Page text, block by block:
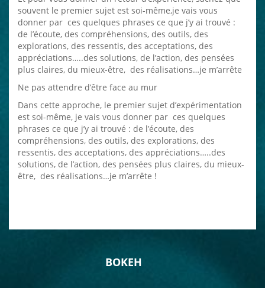
souvent le premier sujet est soi-même,je vais vous
donner par ces quelques phrases ce que j’y ai trouvé :
de l’écoute, des compréhensions, des outils, des
explorations, des ressentis, des acceptations, des
appréciations…..des solutions, de l’action, des pensées
plus claires, du mieux-être, des réalisations…je m’arrête
Ne pas attendre d’être face au mur
Dans cette approche, le premier sujet d’expérimentation
est soi-même, je vais vous donner par ces quelques
phrases ce que j’y ai trouvé : de l’écoute, des
compréhensions, des outils, des explorations, des
ressentis, des acceptations, des appréciations…..des
solutions, de l’action, des pensées plus claires, du mieux-
être, des réalisations…je m’arrête !
BOKEH